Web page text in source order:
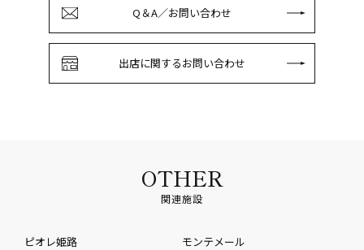
Q＆A／お問い合わせ
出店に関するお問い合わせ
OTHER
関連施設
ピオレ姫路
モンテメール